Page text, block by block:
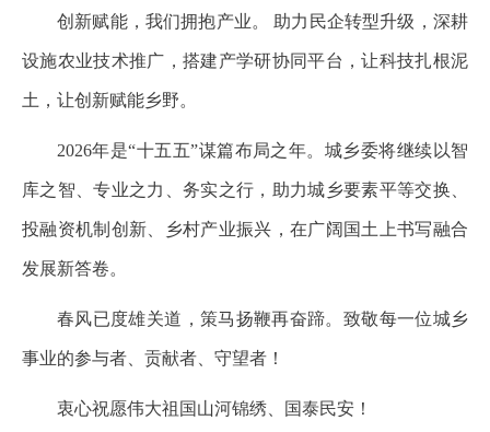
创新赋能，我们拥抱产业。 助力民企转型升级，深耕
设施农业技术推广，搭建产学研协同平台，让科技扎根泥
土，让创新赋能乡野。
2026年是“十五五”谋篇布局之年。城乡委将继续以智
库之智、专业之力、务实之行，助力城乡要素平等交换、
投融资机制创新、乡村产业振兴，在广阔国土上书写融合
发展新答卷。
春风已度雄关道，策马扬鞭再奋蹄。致敬每一位城乡
事业的参与者、贡献者、守望者！
衷心祝愿伟大祖国山河锦绣、国泰民安！